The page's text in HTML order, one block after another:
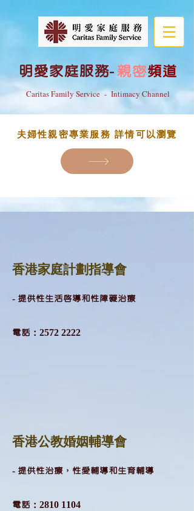
明愛家庭服務-親密頻道
Caritas Family Service - Intimacy Channel
夫婦性親密專業服務 詳情可以瀏覽
香港家庭計劃指導會
- 提供性生活啟導和性障礙治療
​電話：2572 2222
香港公教婚姻輔導會
- 提供性治療，性愛輔導和生育輔導
​電話：2810 1104